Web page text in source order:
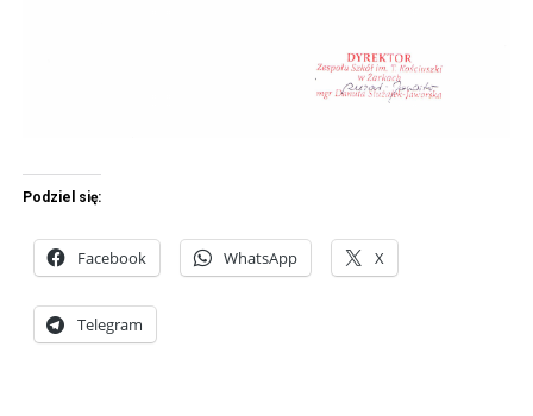
Podziel się:
Facebook WhatsApp X
Telegram